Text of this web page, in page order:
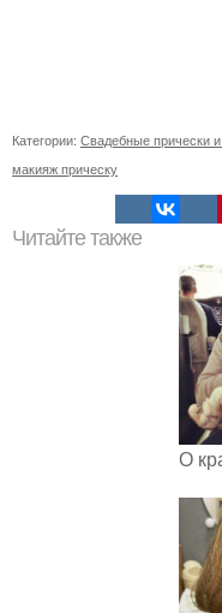
Категории: Свадебные прически
макияж прическу
Читайте также
О